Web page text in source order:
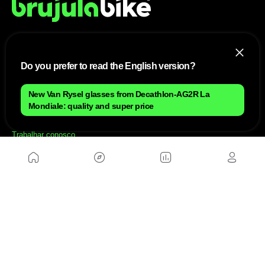
Aviso Legal Brasileiro
Política de cookies Brasileiro
Anúnciate con nosotros brasileiro
Política de privacidad brasileiro
Trabalhar conosco
SITES AMIGÁVEIS
Do you prefer to read the English version?
New Van Rysel glasses from Decathlon-AG2R La
Mondiale: quality and super price